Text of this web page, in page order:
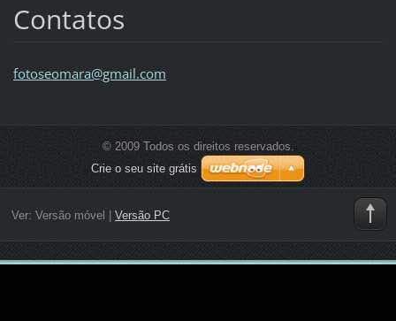
Contatos
fotoseomara@gmail.com
© 2009 Todos os direitos reservados.
Crie o seu site grátis
Ver: Versão móvel | Versão PC